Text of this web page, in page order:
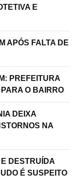
E
APÓS FALTA DE
PREFEITURA
O BAIRRO
DEIXA
NA
DESTRUÍDA
É SUSPEITO